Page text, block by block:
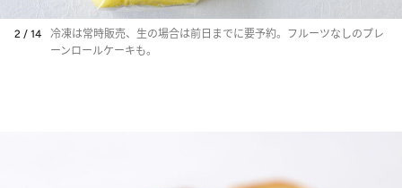
2 / 14
冷凍は常時販売、生の場合は前日までに要予約。フルーツなしのプレ
ーンロールケーキも。